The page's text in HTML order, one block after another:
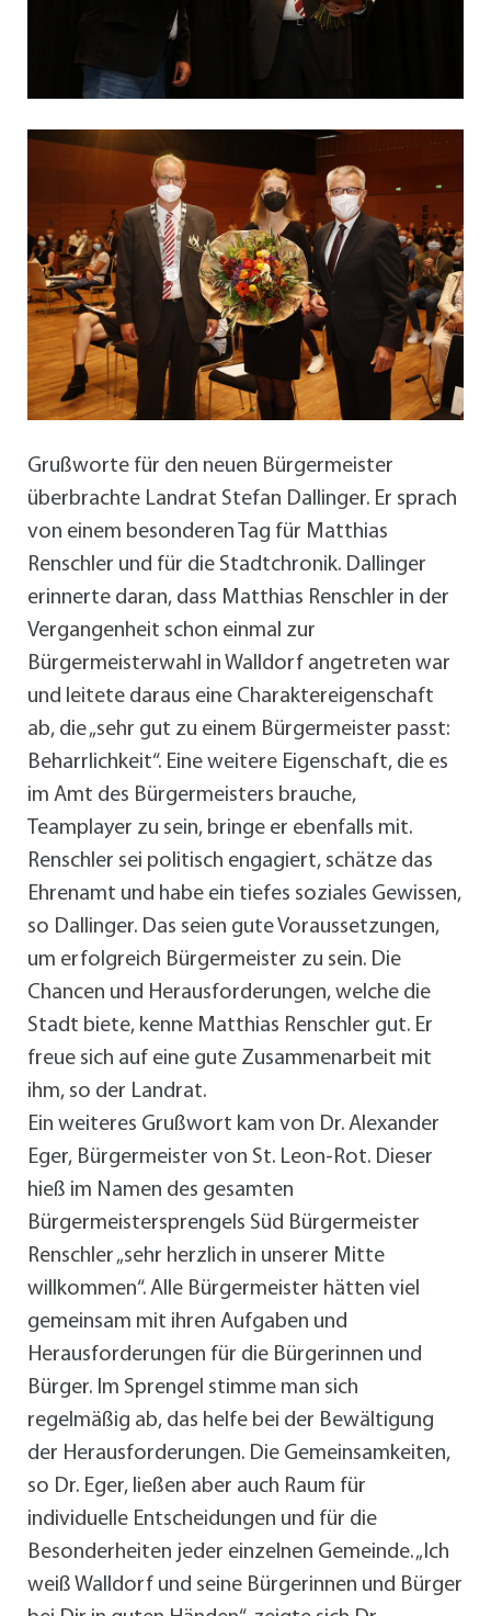
Grußworte für den neuen Bürgermeister
überbrachte Landrat Stefan Dallinger. Er sprach
von einem besonderen Tag für Matthias
Renschler und für die Stadtchronik. Dallinger
erinnerte daran, dass Matthias Renschler in der
Vergangenheit schon einmal zur
Bürgermeisterwahl in Walldorf angetreten war
und leitete daraus eine Charaktereigenschaft
ab, die „sehr gut zu einem Bürgermeister passt:
Beharrlichkeit“. Eine weitere Eigenschaft, die es
im Amt des Bürgermeisters brauche,
Teamplayer zu sein, bringe er ebenfalls mit.
Renschler sei politisch engagiert, schätze das
Ehrenamt und habe ein tiefes soziales Gewissen,
so Dallinger. Das seien gute Voraussetzungen,
um erfolgreich Bürgermeister zu sein. Die
Chancen und Herausforderungen, welche die
Stadt biete, kenne Matthias Renschler gut. Er
freue sich auf eine gute Zusammenarbeit mit
ihm, so der Landrat.
Ein weiteres Grußwort kam von Dr. Alexander
Eger, Bürgermeister von St. Leon-Rot. Dieser
hieß im Namen des gesamten
Bürgermeistersprengels Süd Bürgermeister
Renschler „sehr herzlich in unserer Mitte
willkommen“. Alle Bürgermeister hätten viel
gemeinsam mit ihren Aufgaben und
Herausforderungen für die Bürgerinnen und
Bürger. Im Sprengel stimme man sich
regelmäßig ab, das helfe bei der Bewältigung
der Herausforderungen. Die Gemeinsamkeiten,
so Dr. Eger, ließen aber auch Raum für
individuelle Entscheidungen und für die
Besonderheiten jeder einzelnen Gemeinde. „Ich
weiß Walldorf und seine Bürgerinnen und Bürger